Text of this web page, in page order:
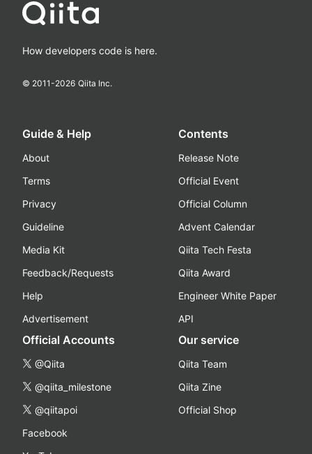
How developers code is here.
© 2011-2026 Qiita Inc.
Guide & Help
About
Terms
Privacy
Guideline
Media Kit
Feedback/Requests
Help
Advertisement
Contents
Release Note
Official Event
Official Column
Advent Calendar
Qiita Tech Festa
Qiita Award
Engineer White Paper
API
Official Accounts
@Qiita
@qiita_milestone
@qiitapoi
Facebook
Our service
Qiita Team
Qiita Zine
Official Shop